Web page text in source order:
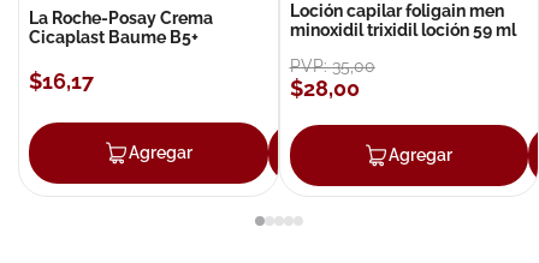
La Roche-Posay Crema
Cicaplast Baume B5+
$16,17
Agregar Agregar
Loción capilar foligain men
minoxidil trixidil loción 59 ml
PVP:35,00
$28,00
Agregar